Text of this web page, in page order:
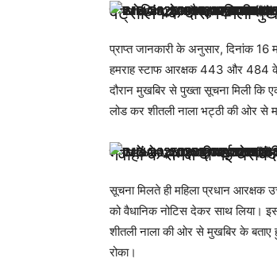
पेट्रोलिंग के दौरान मिली
प्राप्त जानकारी के अनुसार, दिनांक
हमराह स्टाफ आरक्षक 443 और 484 के
दौरान मुखबिर से पुख्ता सूचना मिली
लोड कर शीतली नाला भट्ठी की ओर से
गवाहों के समक्ष दी गई
सूचना मिलते ही महिला प्रधान आरक्षक
को वैधानिक नोटिस देकर साथ लिया।
शीतली नाला की ओर से मुखबिर के बताए
रोका।